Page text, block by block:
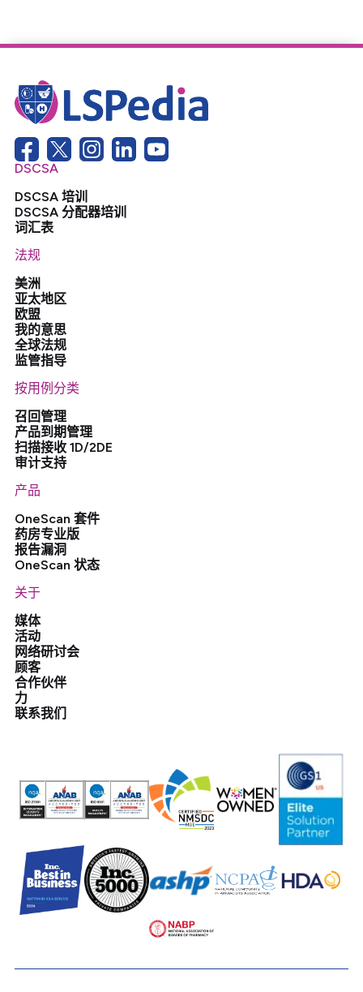
DSCSA
DSCSA 培训
DSCSA 分配器培训
词汇表
法规
美洲
亚太地区
欧盟
我的意思
全球法规
监管指导
按用例分类
召回管理
产品到期管理
扫描接收 1D/2DE
审计支持
产品
OneScan 套件
药房专业版
报告漏洞
OneScan 状态
关于
媒体
活动
网络研讨会
顾客
合作伙伴
力
联系我们